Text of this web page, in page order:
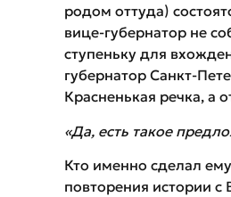
родом оттуда)
вице-губернатор не
ступеньку для
губернатор Санкт-
Красненькая речка, а
«Да, есть такое
Кто именно сделал
повторения истории